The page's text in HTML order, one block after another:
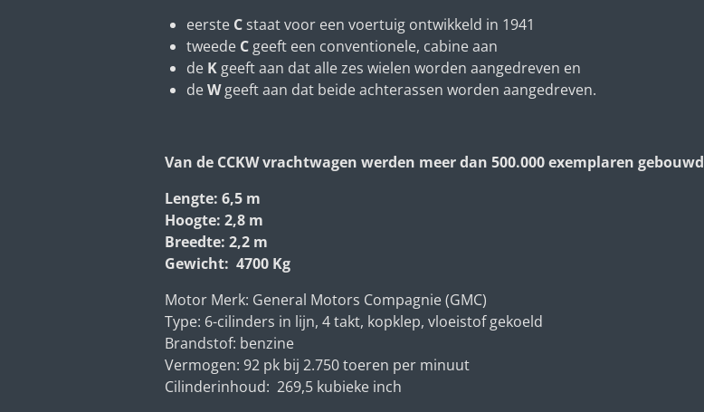
eerste C staat voor een voertuig ontwikkeld in 1941
tweede C geeft een conventionele, cabineaan
de K geeft aan dat alle zes wielen worden aangedreven en
deW geeft aan dat beide achterassen worden aangedreven.
Van de CCKW vrachtwagen werden meer dan 500.000 exemplaren gebouwd
Lengte: 6,5 m
Hoogte: 2,8 m
Breedte: 2,2 m
Gewicht: 4700 Kg
Motor Merk: General Motors Compagnie (GMC)
Type: 6-cilinders in lijn, 4 takt, kopklep, vloeistof gekoeld
Brandstof: benzine
Vermogen: 92 pk bij 2.750 toeren per minuut
Cilinderinhoud: 269,5 kubieke inch